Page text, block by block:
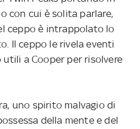
con cui è solita parlare,
ceppo è intrappolato lo
Il ceppo le rivela eventi
a Cooper per risolvere
uno spirito malvagio di
della mente e del